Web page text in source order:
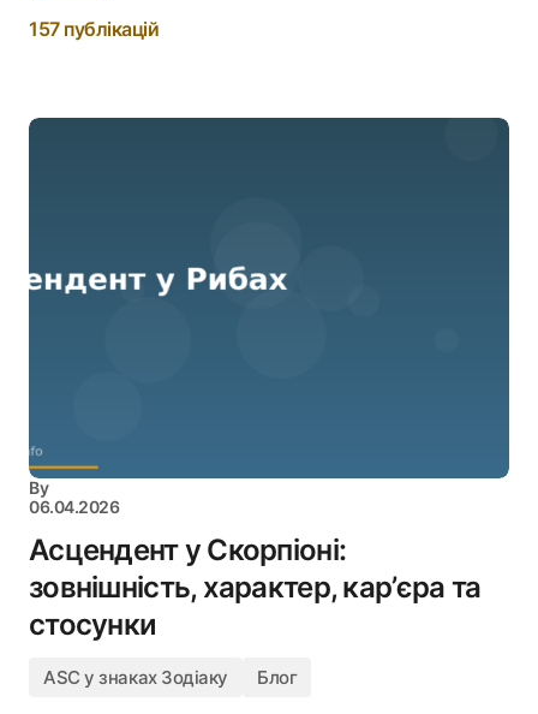
157 публікацій
By
06.04.2026
Асцендент у Скорпіоні:
зовнішність, характер, кар’єра та
стосунки
ASC у знаках Зодіаку Блог